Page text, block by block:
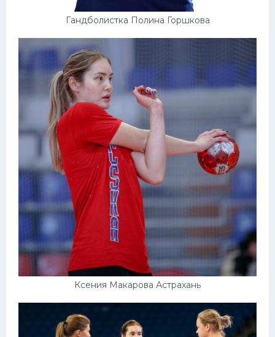
Гандболистка Полина Горшкова
Ксения Макарова Астрахань